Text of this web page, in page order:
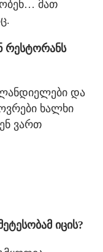
მათ
რესტორანს
და
ხალხი
ვართ
იცის?